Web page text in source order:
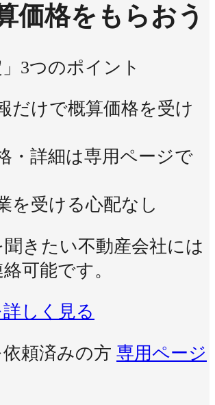
価格をもらおう
」3つのポイント
だけで概算価格を受け
・詳細は専用ページで
を受ける心配なし
きたい不動産会社には
可能です。
しく見る
頼済みの方 専用ページ